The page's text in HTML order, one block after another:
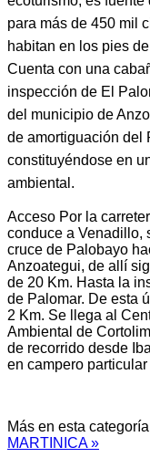
para más de 450 mil
habitan en los pies
Cuenta con una
inspección de El
del municipio de
de amortiguación del
constituyéndose en
ambiental.
Acceso Por la
conduce a Venadillo,
cruce de Palobayo
Anzoategui, de allí
de 20 Km. Hasta la
de Palomar. De esta
2 Km. Se llega al
Ambiental de
de recorrido desde
en campero
Más en esta
MARTINICA »